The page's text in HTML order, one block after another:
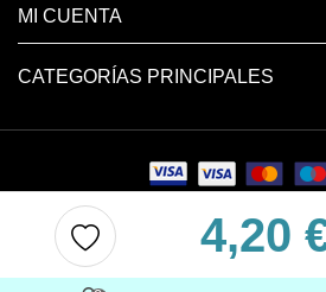
4,20
MI CUENTA
CATEGORÍAS PRINCIPALES
Copyright © 2024